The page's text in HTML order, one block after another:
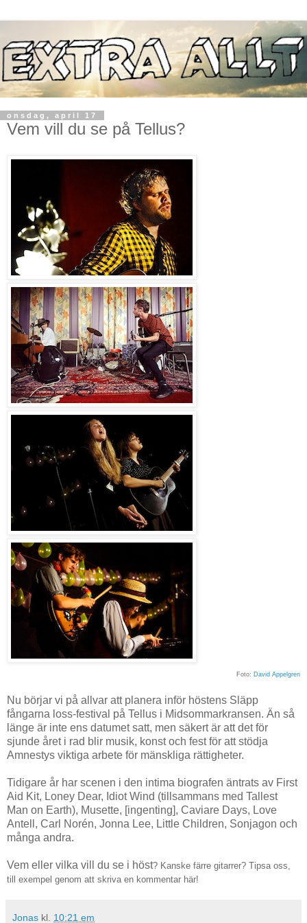
onsdag, april 17
Vem vill du se på Tellus?
Foto: David Appelgren
Nu börjar vi på allvar att planera inför höstens Släpp
fångarna loss-festival på Tellus i Midsommarkransen. Än så
länge är inte ens datumet satt, men säkert är att det för
sjunde året i rad blir musik, konst och fest för att stödja
Amnestys viktiga arbete för mänskliga rättigheter.
Tidigare år har scenen i den intima biografen äntrats av First
Aid Kit, Loney Dear, Idiot Wind (tillsammans med Tallest
Man on Earth), Musette, [ingenting], Caviare Days, Love
Antell, Carl Norén, Jonna Lee, Little Children, Sonjagon och
många andra.
Vem eller vilka vill du se i höst? Kanske färre gitarrer? Tipsa oss
till exempel genom att skriva en kommentar här!
Jonas kl. 10:21 em